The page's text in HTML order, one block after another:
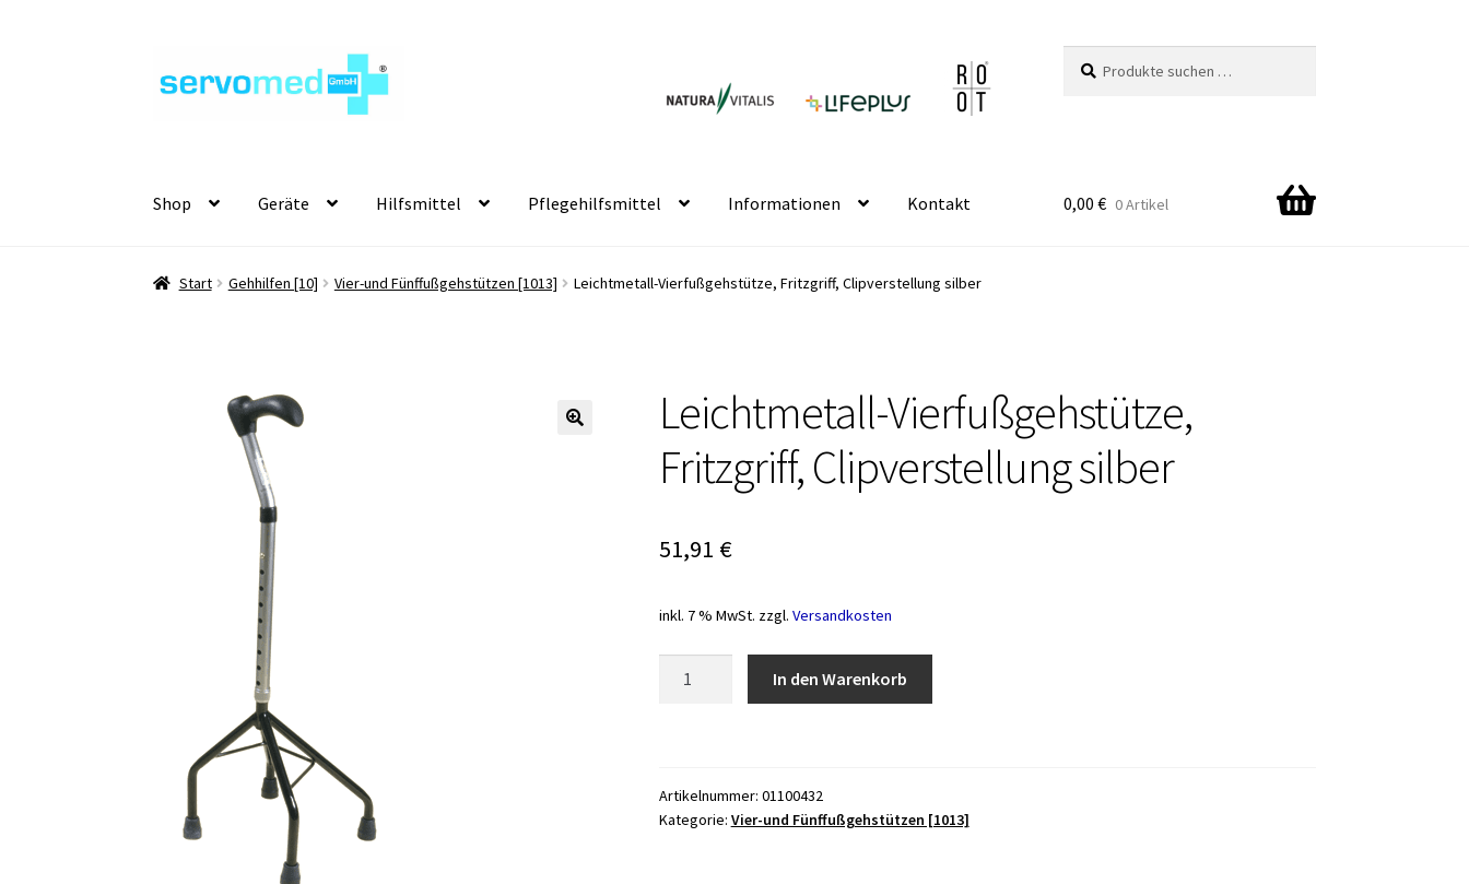
Navigation
Inhalt
nach:
Shop Geräte Hilfsmittel Pflegehilfsmittel Informationen Kontakt 0,00 € 0 Artikel
Start Gehhilfen [10] Vier-und Fünffußgehstützen [1013] Leichtmetall-Vierfußgehstütze, Fritzgriff, Clipverstellung silber
Leichtmetall-Vierfußgehstütze,
Fritzgriff, Clipverstellung silber
51,91 €
inkl. 7 % MwSt. zzgl. Versandkosten
Menge
In den Warenkorb
Artikelnummer: 01100432
Kategorie: Vier-und Fünffußgehstützen [1013]